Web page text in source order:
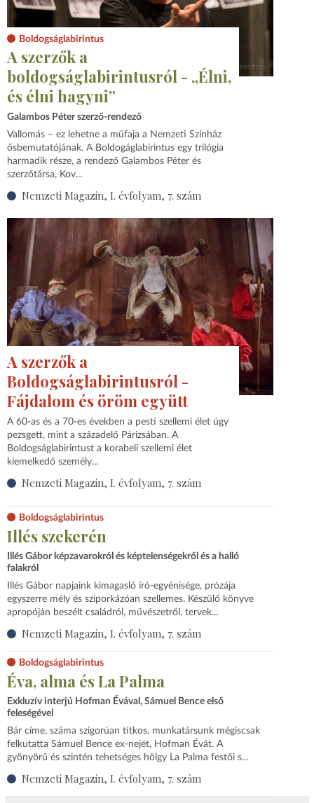
Boldogságlabirintus
A szerzők a
boldogságlabirintusról - „Élni,
és élni hagyni”
Galambos Péter szerző-rendező
Vallomás – ez lehetne a műfaja a Nemzeti Színház
ősbemutatójának. A Boldogáglabirintus egy trilógia
harmadik része, a rendező Galambos Péter és
szerzőtársa, Kov...
Nemzeti Magazin, I. évfolyam, 7. szám
A szerzők a
Boldogságlabirintusról -
Fájdalom és öröm együtt
A 60-as és a 70-es években a pesti szellemi élet úgy
pezsgett, mint a századelő Párizsában. A
Boldogságlabirintust a korabeli szellemi élet
kiemelkedő személy...
Nemzeti Magazin, I. évfolyam, 7. szám
Boldogságlabirintus
Illés szekerén
Illés Gábor képzavarokról és képtelenségekről és a halló
falakról
Illés Gábor napjaink kimagasló író-egyénisége, prózája
egyszerre mély és sziporkázóan szellemes. Készülő könyve
apropóján beszélt családról, művészetről, tervek...
Nemzeti Magazin, I. évfolyam, 7. szám
Boldogságlabirintus
Éva, alma és La Palma
Exkluzív interjú Hofman Évával, Sámuel Bence első
feleségével
Bár címe, száma szigorúan titkos, munkatársunk mégiscsak
felkutatta Sámuel Bence ex-nejét, Hofman Évát. A
gyönyörű és szintén tehetséges hölgy La Palma festői s...
Nemzeti Magazin, I. évfolyam, 7. szám